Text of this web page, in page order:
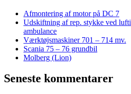
Afmontering af motor på DC 7
Udskiftning af rep. stykke ved
ambulance
Værktøjsmaskiner 701 – 714 mv.
Scania 75 – 76 grundbil
Molberg (Lion)
Seneste kommentarer